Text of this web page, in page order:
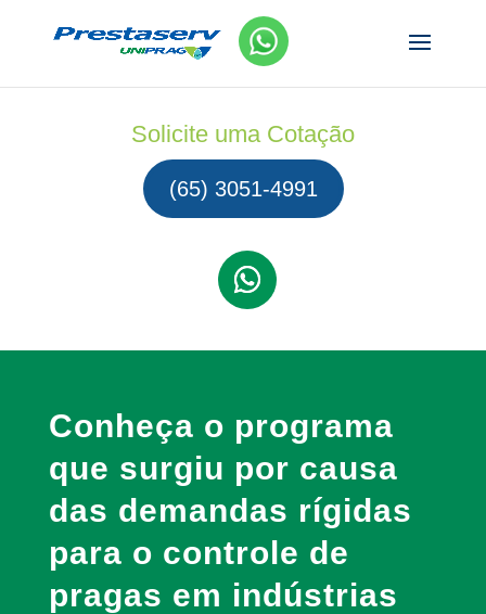
Solicite uma Cotação
(65) 3051-4991
Conheça o programa
que surgiu por causa
das demandas rígidas
para o controle de
pragas em indústrias